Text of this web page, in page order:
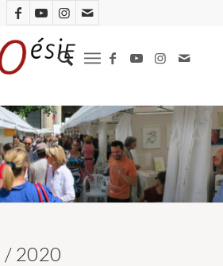
/ 2020